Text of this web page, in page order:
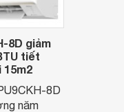
8D giảm
tiết
8D
năm